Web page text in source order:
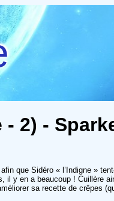
2) -
que Sidéro « l’Indigne »
il y en a beaucoup ! Cuillère
sa recette de crêpes